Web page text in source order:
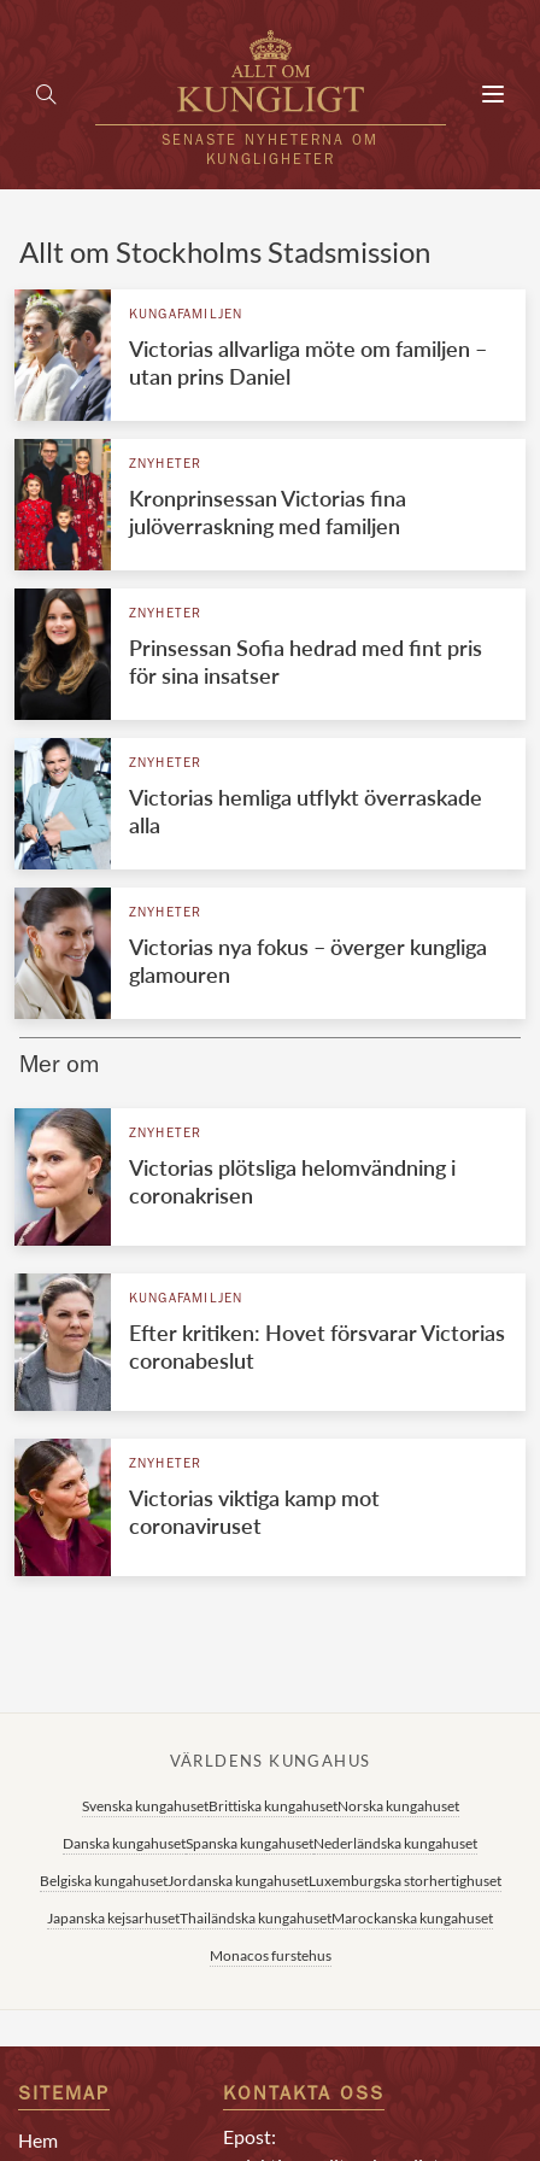
SENASTE NYHETERNA OM
KUNGLIGHETER
UTLÄNDSKT
VÄRLDENS KUNGAHUS
Svenska kungahuset
Brittiska kungahuset
Danska kungahuset
Jordanska kungahuset
Luxemburgska storhertighuset
Japanska kejsarhuset
Thailändska kungahuset
Marockanska kungahuset
REDAKTION
Allt om Stockholms Stadsmission
KUNGAFAMILJEN
Victorias allvarliga möte om familjen –
utan prins Daniel
ZNYHETER
Kronprinsessan Victorias fina
julöverraskning med familjen
ZNYHETER
Prinsessan Sofia hedrad med fint pris
för sina insatser
ZNYHETER
Victorias hemliga utflykt överraskade
alla
ZNYHETER
Victorias nya fokus – överger kungliga
glamouren
Mer om
ZNYHETER
Victorias plötsliga helomvändning i
coronakrisen
KUNGAFAMILJEN
Efter kritiken: Hovet försvarar Victorias
coronabeslut
ZNYHETER
Victorias viktiga kamp mot
coronaviruset
VÄRLDENS KUNGAHUS
Svenska kungahusetBrittiska kungahusetNorska kungahuset
Danska kungahusetSpanska kungahusetNederländska kungahuset
Belgiska kungahusetJordanska kungahusetLuxemburgska storhertighuset
Japanska kejsarhusetThailändska kungahusetMarockanska kungahuset
Monacos furstehus
SITEMAP
Hem
KONTAKTA OSS
Epost: